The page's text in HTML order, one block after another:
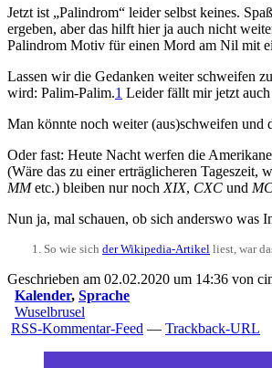
Jetzt ist „Palindrom“ leider selbst keines.
ergeben, aber das hilft hier ja auch nicht
Palindrom Motiv für einen Mord am Nil mit
Lassen wir die Gedanken weiter schweifen
wird: Palim-Palim.1 Leider fällt mir jetzt
Man könnte noch weiter (aus)schweifen und
Oder fast: Heute Nacht werfen die
(Wäre das zu einer erträglicheren
MMetc.) bleiben nur noch XIX, CXC und
Nun ja, mal schauen, ob sich anderswo was
So wie sich der Wikipedia-Artikel liest, war
Geschrieben am 02.02.2020 um 14:36 von
Kalender, Sprache
Wuselbrusel
RSS-Kommentar-Feed — Trackback-URL